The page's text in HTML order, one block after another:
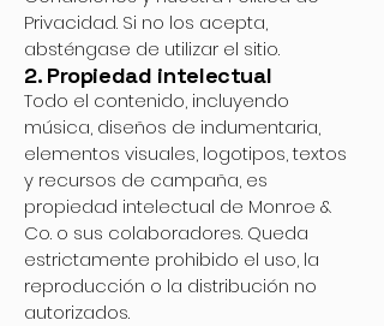
Privacidad. Si no los acepta,
absténgase de utilizar el sitio.
2. Propiedad intelectual
Todo el contenido, incluyendo
música, diseños de indumentaria,
elementos visuales, logotipos, textos
y recursos de campaña, es
propiedad intelectual de Monroe &
Co. o sus colaboradores. Queda
estrictamente prohibido el uso, la
reproducción o la distribución no
autorizados.